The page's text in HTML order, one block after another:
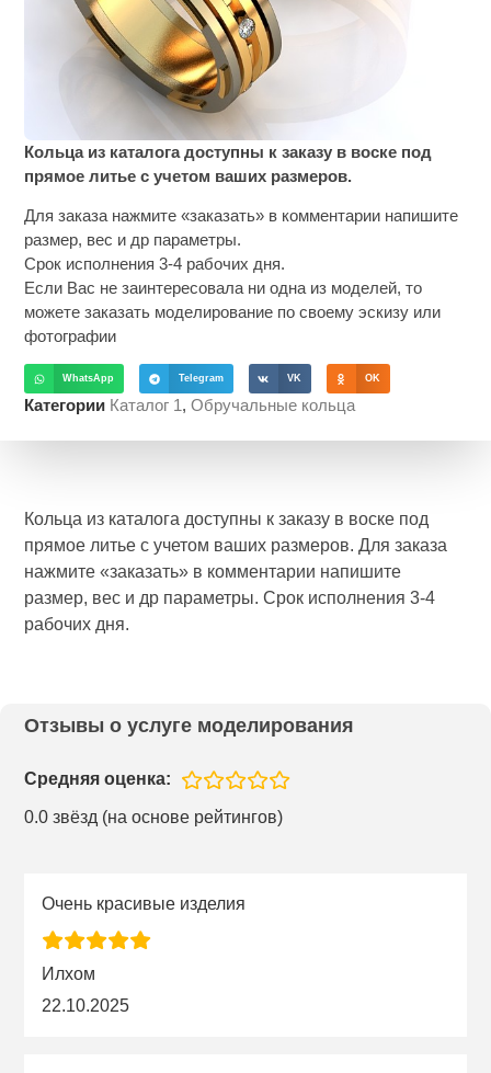
Кольца из каталога доступны к заказу в воске под
прямое литье с учетом ваших размеров.
Для заказа нажмите «заказать» в комментарии напишите
размер, вес и др параметры.
Срок исполнения 3-4 рабочих дня.
Если Вас не заинтересовала ни одна из моделей, то
можете заказать моделирование по своему эскизу или
фотографии
WhatsApp Telegram VK OK
Категории Каталог 1,Обручальные кольца
Кольца из каталога доступны к заказу в воске под
прямое литье с учетом ваших размеров. Для заказа
нажмите «заказать» в комментарии напишите
размер, вес и др параметры. Срок исполнения 3-4
рабочих дня.
Отзывы о услуге моделирования
Средняя оценка:
0.0 звёзд (на основе рейтингов)
Очень красивые изделия
Илхом
22.10.2025